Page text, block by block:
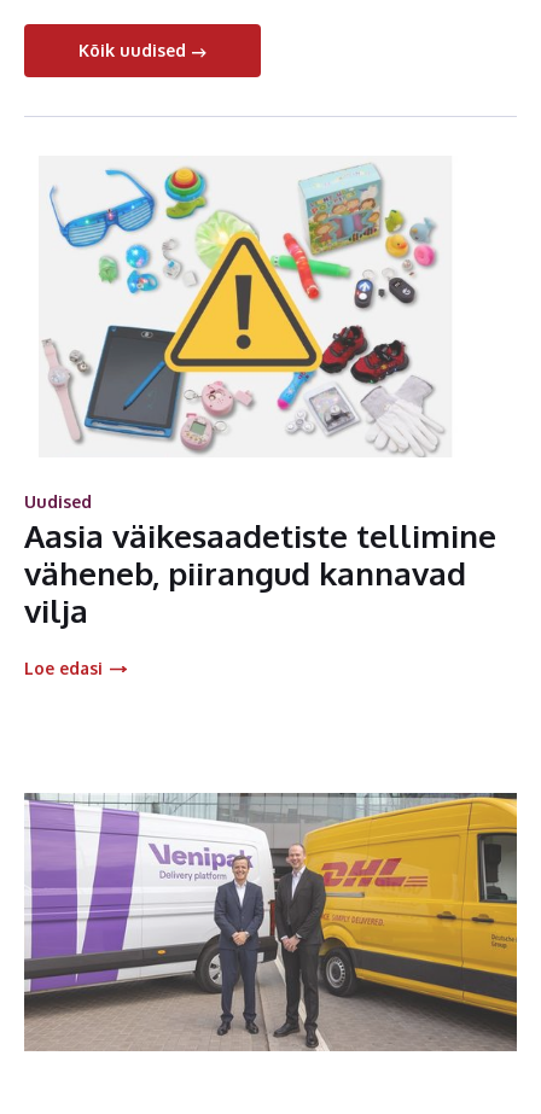
Kõik uudised
Uudised
Aasia väikesaadetiste tellimine
väheneb, piirangud kannavad
vilja
Loe edasi